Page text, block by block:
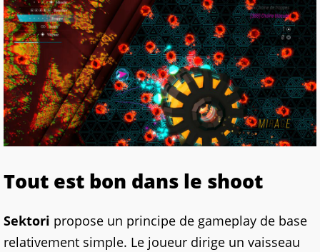
Tout est bon dans le shoot
Sektori propose un principe de gameplay de base
relativement simple. Le joueur dirige un vaisseau